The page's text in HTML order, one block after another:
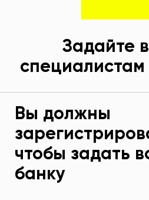
Задайте
специалистам
Вы должны
чтобы задать
банку